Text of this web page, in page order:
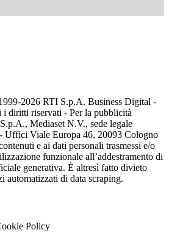
2026 RTI S.p.A. Business Digital -
i diritti riservati - Per la pubblicità
Mediaset N.V., sede legale
Uffici Viale Europa 46, 20093 Cologno
e ai dati personali trasmessi e/o
funzionale all’addestramento di
generativa. È altresì fatto divieto
automatizzati di data scraping.
Policy